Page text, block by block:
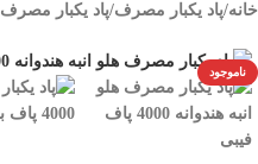
خانه/پاد یکبار مصرف/پاد یکبار مصرف 4000 پاف
ناموجود